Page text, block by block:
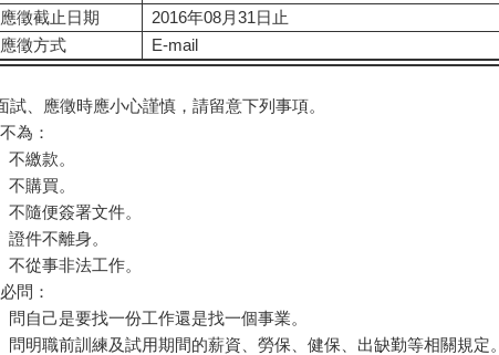
應徵截止日期
2016年08月31日止
應徵方式
E-mail
試、應徵時應小心謹慎，請留意下列事項。
為：
不繳款。
不購買。
不隨便簽署文件。
證件不離身。
不從事非法工作。
問：
問自己是要找一份工作還是找一個事業。
問明職前訓練及試用期間的薪資、勞保、健保、出缺勤等相關規定。